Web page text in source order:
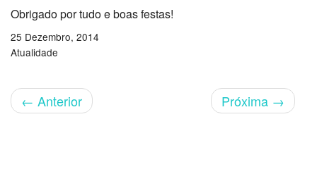
Obrigado por tudo e boas festas!
25 Dezembro, 2014
Atualidade
← Anterior Próxima →